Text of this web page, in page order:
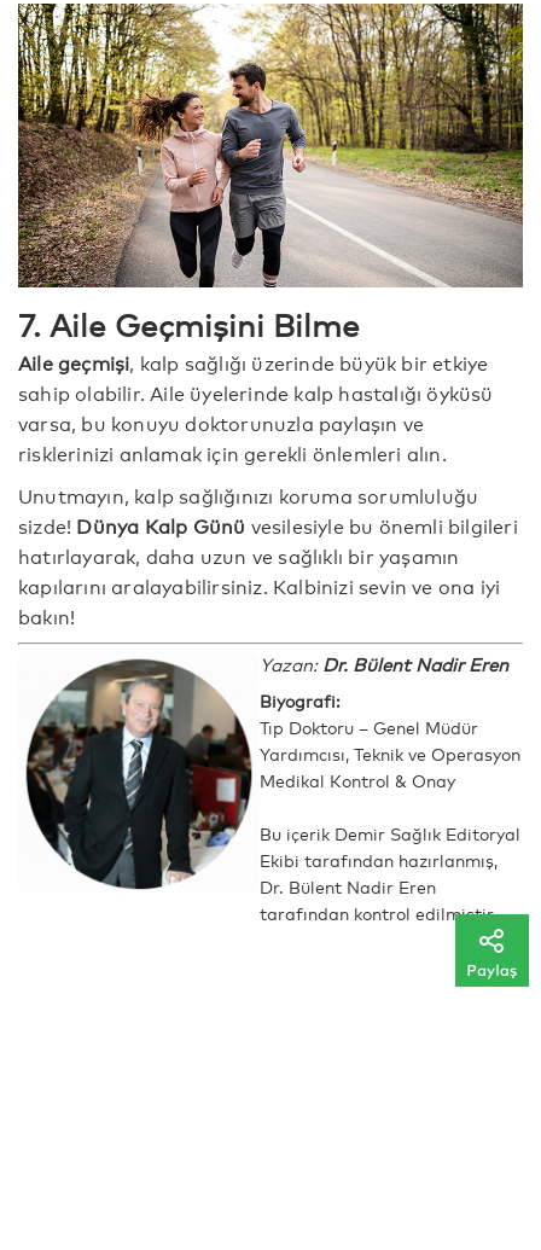
7. Aile Geçmişini Bilme
Aile geçmişi, kalp sağlığı üzerinde büyük bir etkiye
sahip olabilir. Aile üyelerinde kalp hastalığı öyküsü
varsa, bu konuyu doktorunuzla paylaşın ve
risklerinizi anlamak için gerekli önlemleri alın.
Unutmayın, kalp sağlığınızı koruma sorumluluğu
sizde! Dünya Kalp Günü vesilesiyle bu önemli bilgileri
hatırlayarak, daha uzun ve sağlıklı bir yaşamın
kapılarını aralayabilirsiniz. Kalbinizi sevin ve ona iyi
bakın!
Yazan: Dr. Bülent Nadir Eren
Biyografi:
Tıp Doktoru – Genel Müdür
Yardımcısı, Teknik ve Operasyon
Medikal Kontrol & Onay
Bu içerik Demir Sağlık Editoryal
Ekibi tarafından hazırlanmış,
Dr. Bülent Nadir Eren
tarafından kontrol edilmiştir.